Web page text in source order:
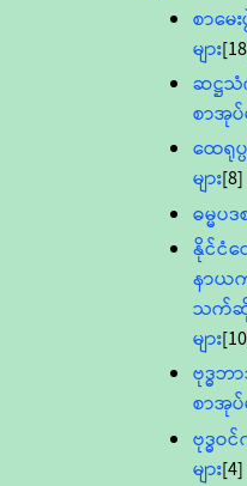
စာမေ
များ
ဆဋ္ဌ
စာအုပ်
ထေရုပ္
များ[8]
ဓမ္မပ
နိုင်ငံ
နာယ
သက်ဆို
များ
ဗုဒ္ဓ
စာအုပ်
ဗုဒ္ဓဝ
များ[4]